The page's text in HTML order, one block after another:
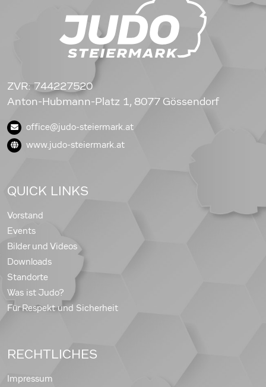
ZVR: 744227520
Anton-Hubmann-Platz 1, 8077 Gössendorf
office@judo-steiermark.at
www.judo-steiermark.at
QUICK LINKS
Vorstand
Events
Bilder und Videos
Downloads
Standorte
Was ist Judo?
Für Respekt und Sicherheit
RECHTLICHES
Impressum